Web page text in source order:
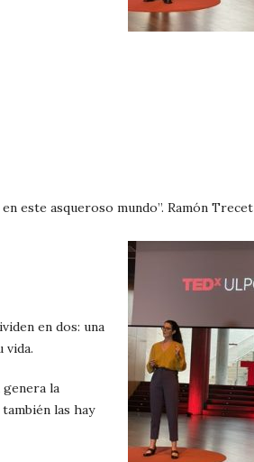
este asqueroso mundo”. Ramón Trecet
en dos: una
vida.
genera la
las hay